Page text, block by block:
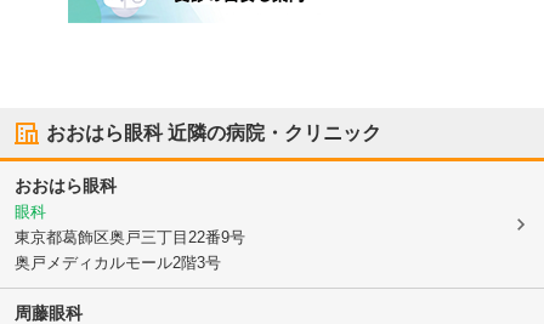
おおはら眼科近隣の病院・クリニック
おおはら眼科
眼科
東京都葛飾区奥戸三丁目22番9号
奥戸メディカルモール2階3号
周藤眼科